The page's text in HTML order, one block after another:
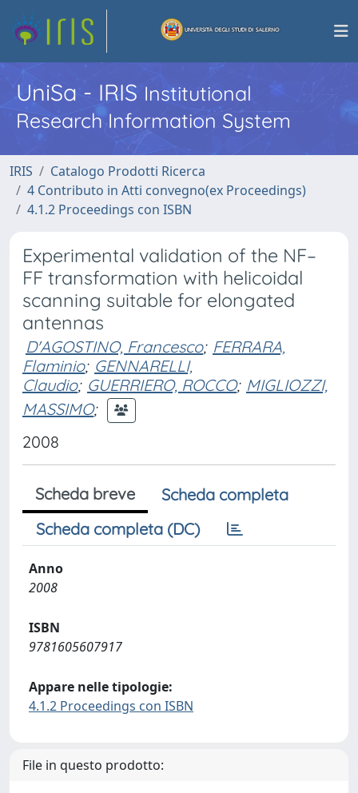
UniSa - IRISInstitutional
Research Information System
IRIS
Catalogo Prodotti Ricerca
4 Contributo in Atti convegno(ex Proceedings)
4.1.2 Proceedings con ISBN
Experimental validation of the NF–
FF transformation with helicoidal
scanning suitable for elongated
antennas
D'AGOSTINO, Francesco; FERRARA,
Flaminio; GENNARELLI,
Claudio; GUERRIERO, ROCCO; MIGLIOZZI,
MASSIMO;
2008
Scheda breve
Scheda completa
Scheda completa (DC)
Anno
2008
ISBN
9781605607917
Appare nelle tipologie:
4.1.2 Proceedings con ISBN
File in questo prodotto: